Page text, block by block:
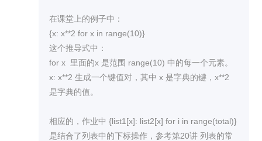
在课堂上的例子中：
{x: x**2 for x in range(10)}
这个推导式中：
for x  里面的x 是范围 range(10) 中的每一个元素。
x: x**2 生成一个键值对，其中 x 是字典的键，x**2
是字典的值。
相应的，作业中 {list1[x]: list2[x] for i in range(total)}
是结合了列表中的下标操作，参考第20讲 列表的常